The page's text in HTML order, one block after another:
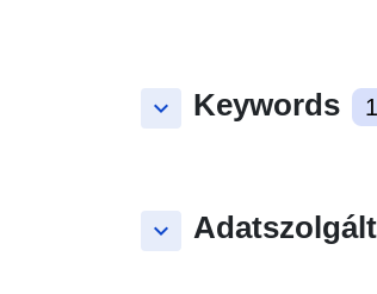
keyboard_arrow_down Keywords
keyboard_arrow_down